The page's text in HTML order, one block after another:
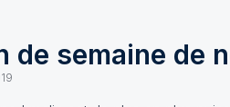
de semaine de